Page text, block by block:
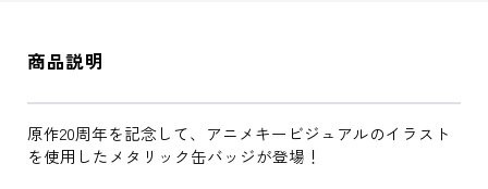
商品説明
原作20周年を記念して、アニメキービジュアルのイラスト
を使用したメタリック缶バッジが登場！